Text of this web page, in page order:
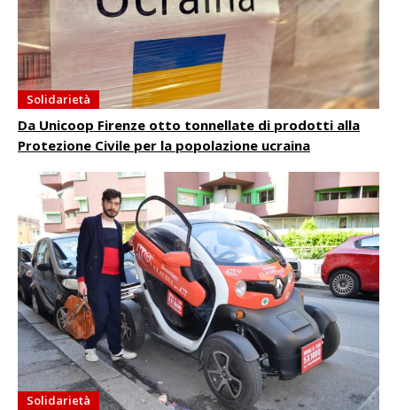
Solidarietà
Da Unicoop Firenze otto tonnellate di prodotti alla
Protezione Civile per la popolazione ucraina
Solidarietà